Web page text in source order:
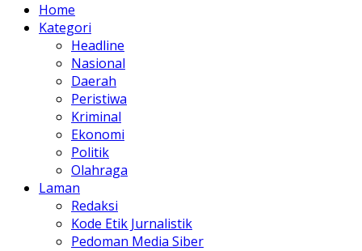
Home
Kategori
Headline
Nasional
Daerah
Peristiwa
Kriminal
Ekonomi
Politik
Olahraga
Laman
Redaksi
Kode Etik Jurnalistik
Pedoman Media Siber